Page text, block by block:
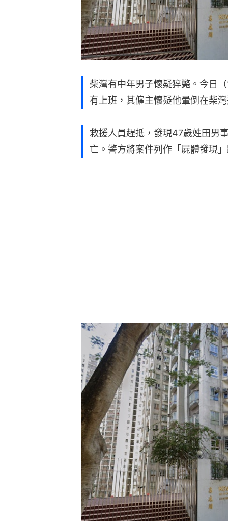
柴灣有中年男子懷疑猝斃。今日
有上班，其僱主懷疑他暈倒在柴
救援人員趕抵，發現47歲姓田男
亡。警方將案件列作「屍體發現